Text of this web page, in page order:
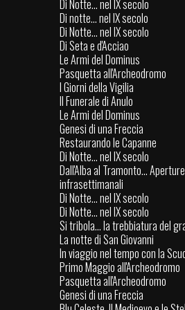
Di Notte... nel IX secolo
Di notte... nel IX secolo
Di Notte... nel IX secolo
Di Seta e d'Acciao
Le Armi del Dominus
Pasquetta all'Archeodromo
I Giorni della Vigilia
Il Funerale di Anulo
Le Armi del Dominus
Genesi di una Freccia
Restaurando le Capanne
Di Notte... nel IX secolo
Dall'Alba al Tramonto...
infrasettimanali
Di Notte... nel IX secolo
Di Notte... nel IX secolo
Si tribola... la trebbiatura del
La notte di San Giovanni
In viaggio nel tempo con la
Primo Maggio all'Archeodromo
Pasquetta all'Archeodromo
Genesi di una Freccia